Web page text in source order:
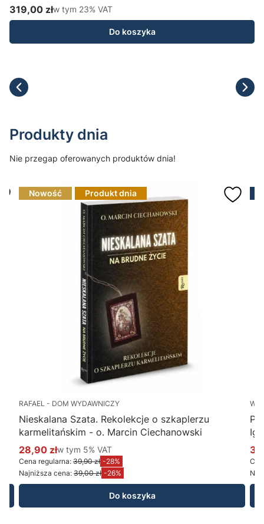
Cena brutto
319,00 złw tym %s VAT
w tym 23% VAT
Do koszyka
Produkty dnia
Nie przegap oferowanych produktów dnia!
Nowość Produkt dnia
RAFAEL - DOM WYDAWNICZY
Nieskalana Szata. Rekolekcje o szkaplerzu
karmelitańskim - o. Marcin Ciechanowski
Cena promocyjna brutto
28,90 złw tym %s VAT
w tym 5% VAT
Cena regularna: 39,90 zł -28%
Najniższa cena: 39,00 zł -26%
Do koszyka